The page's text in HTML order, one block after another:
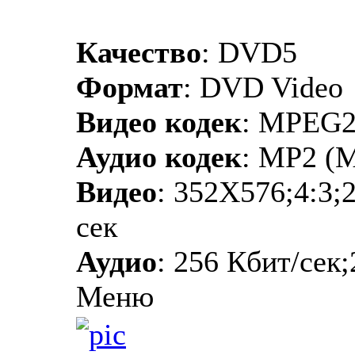
Качество: DVD5
Формат: DVD Video
Видео кодек:
Аудио кодек: MP2
Видео:
сек
Аудио: 256 Кбит/
Меню